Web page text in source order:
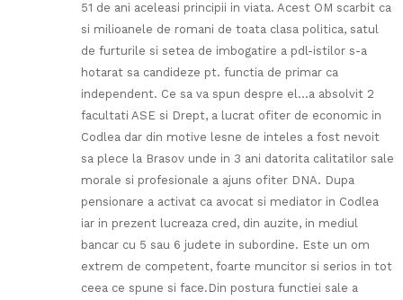
51 de ani aceleasi principii in viata. Acest OM scarbit ca
si milioanele de romani de toata clasa politica, satul
de furturile si setea de imbogatire a pdl-istilor s-a
hotarat sa candideze pt. functia de primar ca
independent. Ce sa va spun despre el…a absolvit 2
facultati ASE si Drept, a lucrat ofiter de economic in
Codlea dar din motive lesne de inteles a fost nevoit
sa plece la Brasov unde in 3 ani datorita calitatilor sale
morale si profesionale a ajuns ofiter DNA. Dupa
pensionare a activat ca avocat si mediator in Codlea
iar in prezent lucreaza cred, din auzite, in mediul
bancar cu 5 sau 6 judete in subordine. Este un om
extrem de competent, foarte muncitor si serios in tot
ceea ce spune si face.Din postura functiei sale a